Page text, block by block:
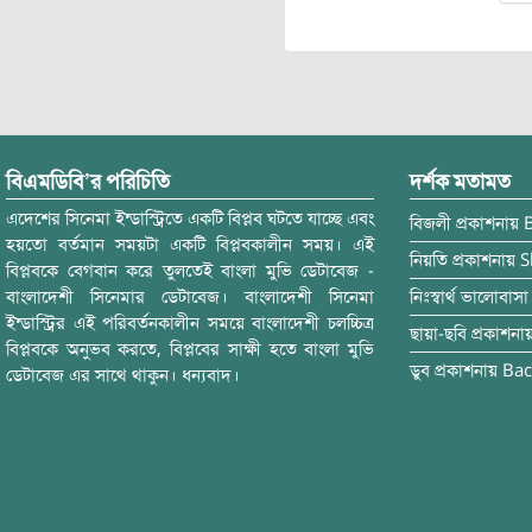
বিএমডিবি’র পরিচিতি
এদেশের সিনেমা ইন্ডাস্ট্রিতে একটি বিপ্লব ঘটতে যাচ্ছে এবং
হয়তো বর্তমান সময়টা একটি বিপ্লবকালীন সময়। এই
বিপ্লবকে বেগবান করে তুলতেই বাংলা মুভি ডেটাবেজ -
বাংলাদেশী সিনেমার ডেটাবেজ। বাংলাদেশী সিনেমা
ইন্ডাস্ট্রির এই পরিবর্তনকালীন সময়ে বাংলাদেশী চলচ্চিত্র
বিপ্লবকে অনুভব করতে, বিপ্লবের সাক্ষী হতে বাংলা মুভি
ডেটাবেজ এর সাথে থাকুন। ধন্যবাদ।
দর্শক মতামত
বিজলী প্রকাশনায়
নিয়তি প্রকাশনায়
নিঃস্বার্থ ভালোবাসা
ছায়া-ছবি
ডুব প্রকাশনায়